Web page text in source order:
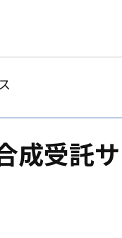
成受託